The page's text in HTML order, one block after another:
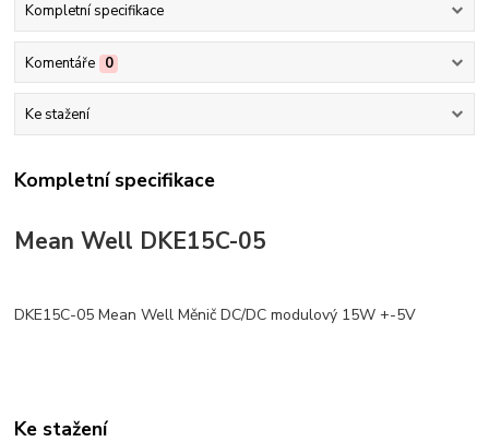
Kompletní specifikace
Komentáře 0
Ke stažení
Kompletní specifikace
Mean Well DKE15C-05
DKE15C-05 Mean Well Měnič DC/DC modulový 15W +-5V
Ke stažení